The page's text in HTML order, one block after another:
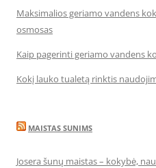
Maksimalios geriamo vandens
osmosas
Kaip pagerinti geriamo vandens
Kokį lauko tualetą rinktis
MAISTAS SUNIMS
Josera šunų maistas – kokybė,